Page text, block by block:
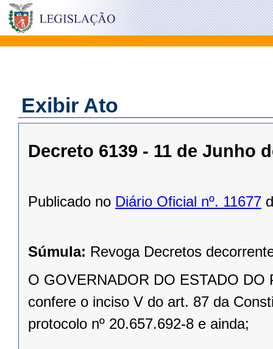
Exibir Ato
Decreto 6139 - 11 de Junho
Publicado no Diário Oficial nº. 11677
Súmula: Revoga Decretos
O GOVERNADOR DO ESTADO DO
confere o inciso V do art. 87 da
protocolo nº 20.657.692-8 e ainda;